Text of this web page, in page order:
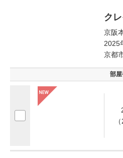
ク
京阪
2025
京都
部